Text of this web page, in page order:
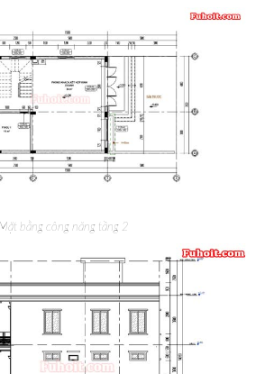
Mặt bằng công năng tầng 2